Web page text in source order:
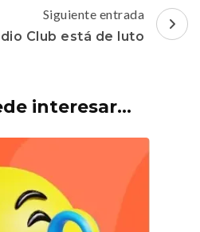
Siguiente entrada
Club está de luto
interesar...